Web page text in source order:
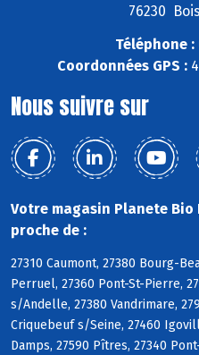
76230
Téléphone :
Coordonnées GPS :
Nous suivre sur
Votre magasin Planete Bio
proche de :
27310 Caumont, 27380 Bourg-
Perruel, 27360 Pont-St-Pierre,
s/Andelle, 27380 Vandrimare,
Criquebeuf s/Seine, 27460
Damps, 27590 Pîtres, 27340